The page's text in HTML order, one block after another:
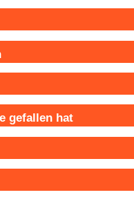
gefallen hat